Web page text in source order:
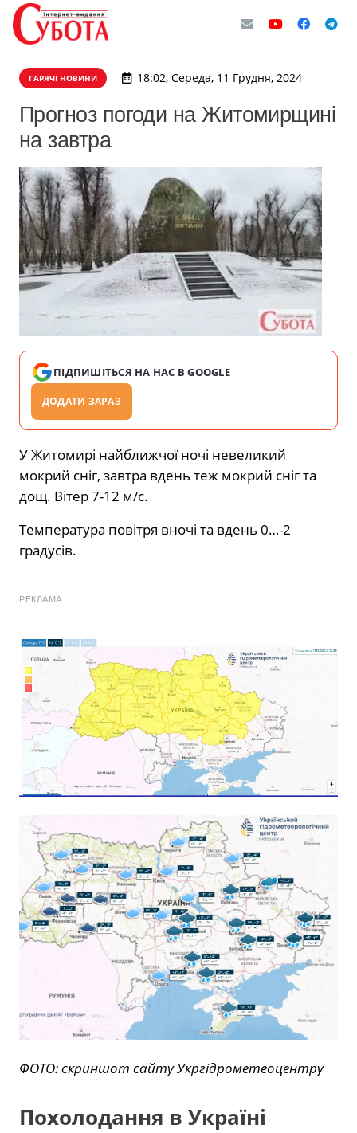
ГАРЯЧІ НОВИНИ 18:02, Середа, 11 Грудня, 2024
Прогноз погоди на Житомирщині
на завтра
ПІДПИШІТЬСЯ НА НАС В GOOGLE
ДОДАТИ ЗАРАЗ
У Житомирі найближчої ночі невеликий
мокрий сніг, завтра вдень теж мокрий сніг та
дощ. Вітер 7-12 м/с.
Температура повітря вночі та вдень 0…-2
градусів.
РЕКЛАМА
ФОТО: скриншот сайту Укргідрометеоцентру
Похолодання в Україні